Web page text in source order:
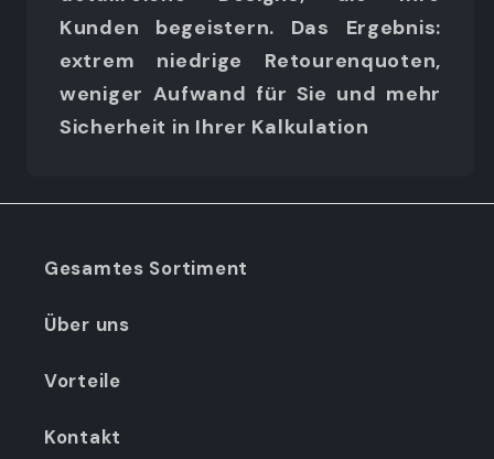
Kunden begeistern. Das Ergebnis:
extrem niedrige Retourenquoten,
weniger Aufwand für Sie und mehr
Sicherheit in Ihrer Kalkulation
Gesamtes Sortiment
Über uns
Vorteile
Kontakt